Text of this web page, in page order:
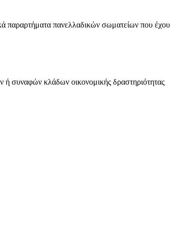
παραρτήματα πανελλαδικών σωματείων που
ή συναφών κλάδων οικονομικής δραστηριότητας